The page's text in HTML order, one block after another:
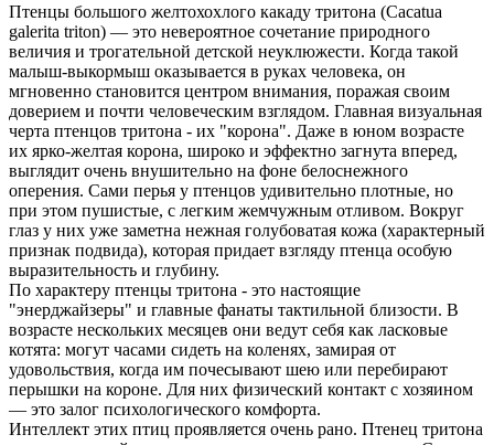
Птенцы большого желтохохлого какаду тритона (Cacatua
galerita triton) — это невероятное сочетание природного
величия и трогательной детской неуклюжести. Когда такой
малыш-выкормыш оказывается в руках человека, он
мгновенно становится центром внимания, поражая своим
доверием и почти человеческим взглядом. Главная визуальная
черта птенцов тритона - их "корона". Даже в юном возрасте
их ярко-желтая корона, широко и эффектно загнута вперед,
выглядит очень внушительно на фоне белоснежного
оперения. Сами перья у птенцов удивительно плотные, но
при этом пушистые, с легким жемчужным отливом. Вокруг
глаз у них уже заметна нежная голубоватая кожа (характерный
признак подвида), которая придает взгляду птенца особую
выразительность и глубину.
По характеру птенцы тритона - это настоящие
"энерджайзеры" и главные фанаты тактильной близости. В
возрасте нескольких месяцев они ведут себя как ласковые
котята: могут часами сидеть на коленях, замирая от
удовольствия, когда им почесывают шею или перебирают
перышки на короне. Для них физический контакт с хозяином
— это залог психологического комфорта.
Интеллект этих птиц проявляется очень рано. Птенец тритона